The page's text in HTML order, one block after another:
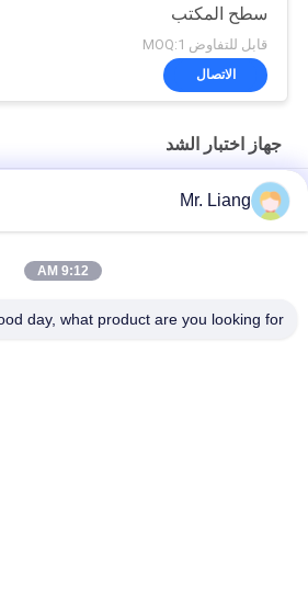
سطح المكتب
قابل للتفاوض MOQ:1
الاتصال
جهاز اختبار الشد
عالية ومنخفضة درجة حرارة الشد آلة اختبار
جهاز اختبار الشد التلقائي بالكمبيوتر المؤازر
Mr. Liang
9:12 AM
day, what product are you looking for?